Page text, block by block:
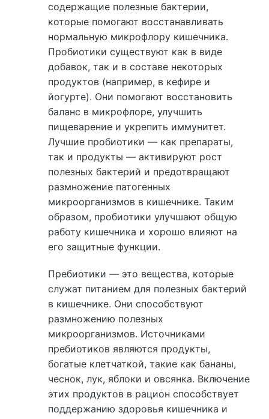
содержащие полезные бактерии,
которые помогают восстанавливать
нормальную микрофлору кишечника.
Пробиотики существуют как в виде
добавок, так и в составе некоторых
продуктов (например, в кефире и
йогурте). Они помогают восстановить
баланс в микрофлоре, улучшить
пищеварение и укрепить иммунитет.
Лучшие пробиотики — как препараты,
так и продукты — активируют рост
полезных бактерий и предотвращают
размножение патогенных
микроорганизмов в кишечнике. Таким
образом, пробиотики улучшают общую
работу кишечника и хорошо влияют на
его защитные функции.
Пребиотики — это вещества, которые
служат питанием для полезных бактерий
в кишечнике. Они способствуют
размножению полезных
микроорганизмов. Источниками
пребиотиков являются продукты,
богатые клетчаткой, такие как бананы,
чеснок, лук, яблоки и овсянка. Включение
этих продуктов в рацион способствует
поддержанию здоровья кишечника и